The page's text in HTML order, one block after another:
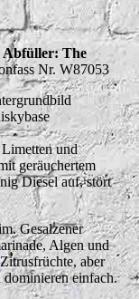
Abfüller: The
Nr. W87053
und
geräuchertem
Diesel auf, stört
Gesalzener
Algen und
aber
einfach.